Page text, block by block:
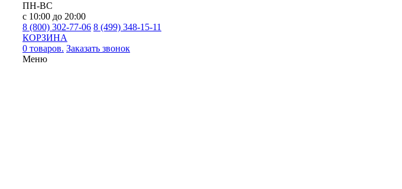
ПН-ВС
с 10:00 до 20:00
8 (800) 302-77-06 8 (499) 348-15-11
КОРЗИНА
0 товаров. Заказать звонок
Меню